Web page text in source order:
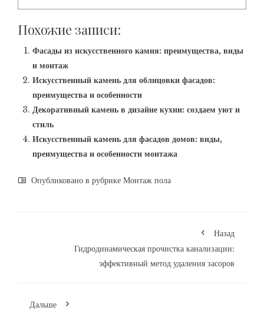
Похожие записи:
Фасады из искусственного камня: преимущества, виды
и монтаж
Искусственный камень для облицовки фасадов:
преимущества и особенности
Декоративный камень в дизайне кухни: создаем уют и
стиль
Искусственный камень для фасадов домов: виды,
преимущества и особенности монтажа
Опубликовано в рубрике Монтаж пола
Назад
Гидродинамическая прочистка канализации:
эффективный метод удаления засоров
Дальше